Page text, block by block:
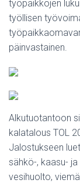
työpaikkojen
työllisen
päinvastainen.
Alkutuotantoon
kalatalous TOL
Jalostukseen
sähkö-, kaasu-
vesihuolto,